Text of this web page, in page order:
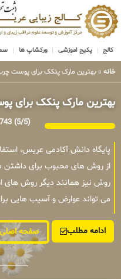
کالج پکیج اموزشی ورکشاپ ها
خانه » بهترین مارک پنکک برای پوست
بهترین مارک پنکک برای
(5/5) 743 امتیاز
پایگاه دانش آکادمی عریس،
از روش های محبوب برای داشتن
روش نیز همانند دیگر روش های
می تواند عوارض و آسیب هایی
ادامه مطلب صفحه اصلی